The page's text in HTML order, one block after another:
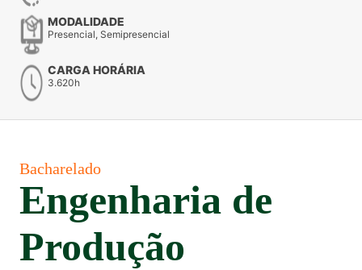
MODALIDADE
Presencial, Semipresencial
CARGA HORÁRIA
3.620h
Bacharelado
Engenharia de
Produção